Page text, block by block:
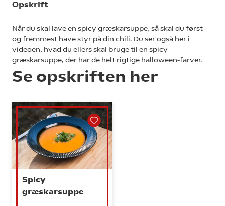
Opskrift
Når du skal lave en spicy græskarsuppe, så skal du først
og fremmest have styr på din chili. Du ser også her i
videoen, hvad du ellers skal bruge til en spicy
græskarsuppe, der har de helt rigtige halloween-farver.
Se opskriften her
Spicy
græskarsuppe